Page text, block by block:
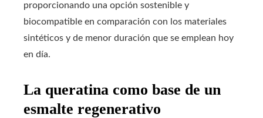
proporcionando una opción sostenible y
biocompatible en comparación con los materiales
sintéticos y de menor duración que se emplean hoy
en día.
La queratina como base de un
esmalte regenerativo